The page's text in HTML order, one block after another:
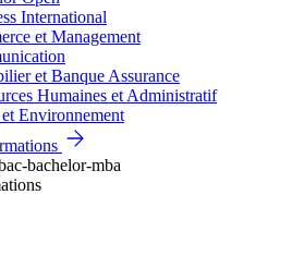
International
et Management
et Banque Assurance
Humaines et Administratif
Environnement